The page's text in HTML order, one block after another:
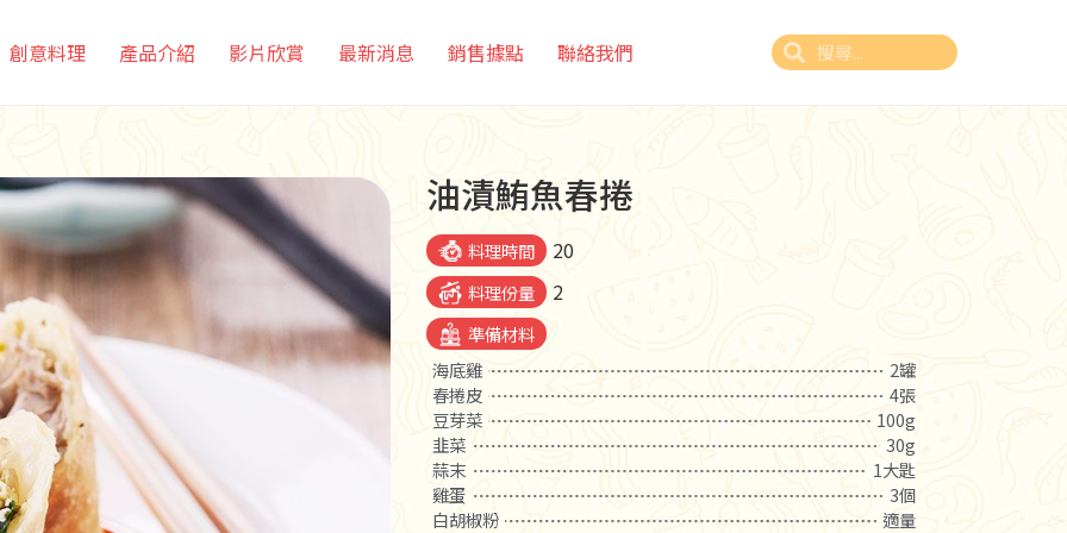
創意料理 產品介紹 影片欣賞 最新消息 銷售據點 聯絡我們
油漬鮪魚春捲
料理時間 20
料理份量 2
準備材料
海底雞
2罐
春捲皮
4張
豆芽菜
100g
韭菜
30g
蒜末
1大匙
雞蛋
3個
白胡椒粉
適量